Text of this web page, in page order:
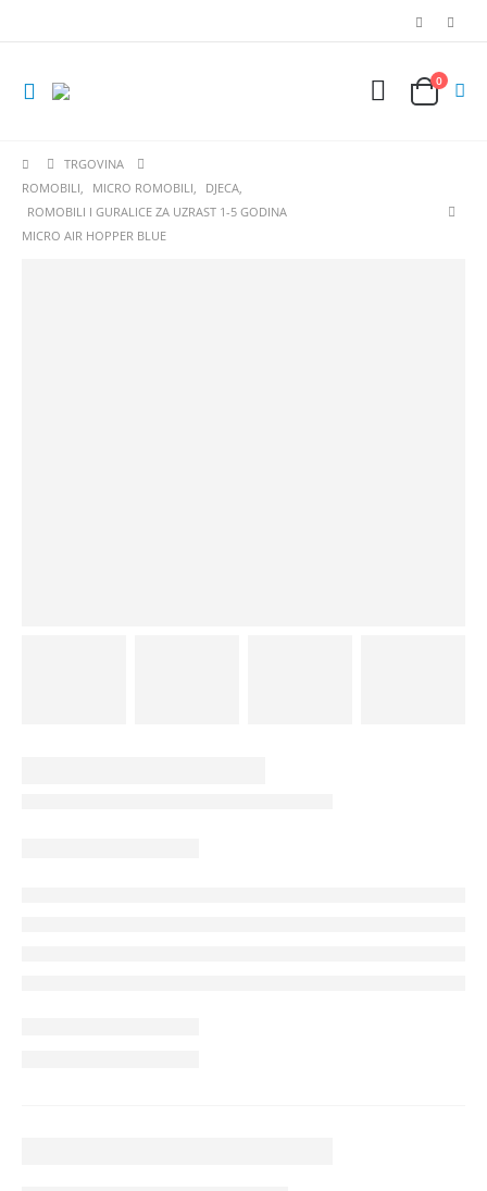
0
TRGOVINA
ROMOBILI, MICRO ROMOBILI, DJECA,
ROMOBILI I GURALICE ZA UZRAST 1-5 GODINA
MICRO AIR HOPPER BLUE